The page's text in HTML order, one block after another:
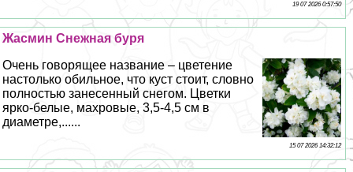
19 07 2026 0:57:50
Жасмин Снежная буря
Очень говорящее название – цветение
настолько обильное, что куст стоит, словно
полностью занесенный снегом. Цветки
ярко-белые, махровые, 3,5-4,5 см в
диаметре,......
15 07 2026 14:32:12